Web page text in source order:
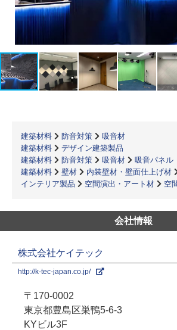
建築材料 防音対策
吸音材
建築材料
デザイン建築製品
建築材料
防音対策 吸音材
吸音パネル
建築材料
壁材 内装壁材・壁面仕上げ材
インテリア製品
空間演出・アート材 空
会社情報
株式会社ケイテック
http://k-tec-japan.co.jp/
〒170-0002
東京都豊島区巣鴨5-6-3
KYビル3F